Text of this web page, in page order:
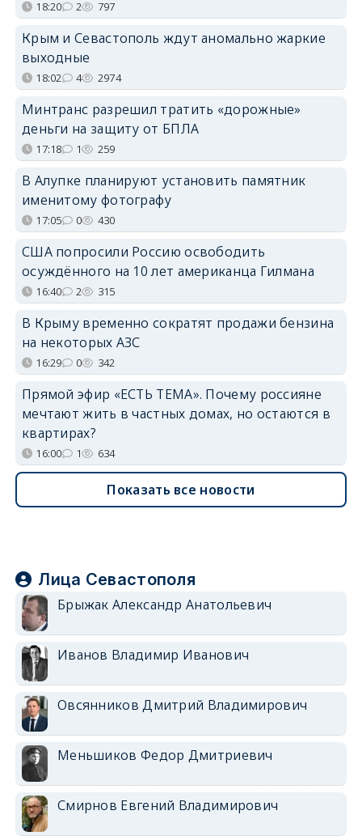
18:20 2 797
Крым и Севастополь ждут аномально жаркие
выходные
18:02 4 2974
Минтранс разрешил тратить «дорожные»
деньги на защиту от БПЛА
17:18 1 259
В Алупке планируют установить памятник
именитому фотографу
17:05 0 430
США попросили Россию освободить
осуждённого на 10 лет американца Гилмана
16:40 2 315
В Крыму временно сократят продажи бензина
на некоторых АЗС
16:29 0 342
Прямой эфир «ЕСТЬ ТЕМА». Почему россияне
мечтают жить в частных домах, но остаются в
квартирах?
16:00 1 634
Показать все новости
Лица Севастополя
Брыжак Александр Анатольевич
Иванов Владимир Иванович
Овсянников Дмитрий Владимирович
Меньшиков Федор Дмитриевич
Смирнов Евгений Владимирович